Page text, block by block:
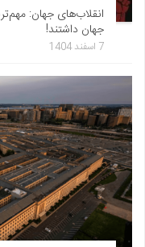
انقلاب‌های جهان:
جهان داشتند!
7 اسفند 1404